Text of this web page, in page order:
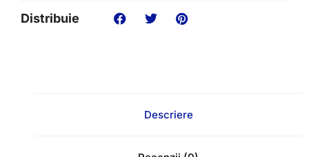
Distribuie
Descriere